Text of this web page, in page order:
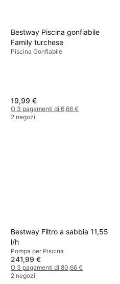
Bestway Piscina gonfiabile
Family turchese
Piscina Gonfiabile
19,99 €
O 3 pagamenti di 6,66 €
2 negozi
Bestway Filtro a sabbia 11,55
l/h
Pompa per Piscina
241,99 €
O 3 pagamenti di 80,66 €
2 negozi